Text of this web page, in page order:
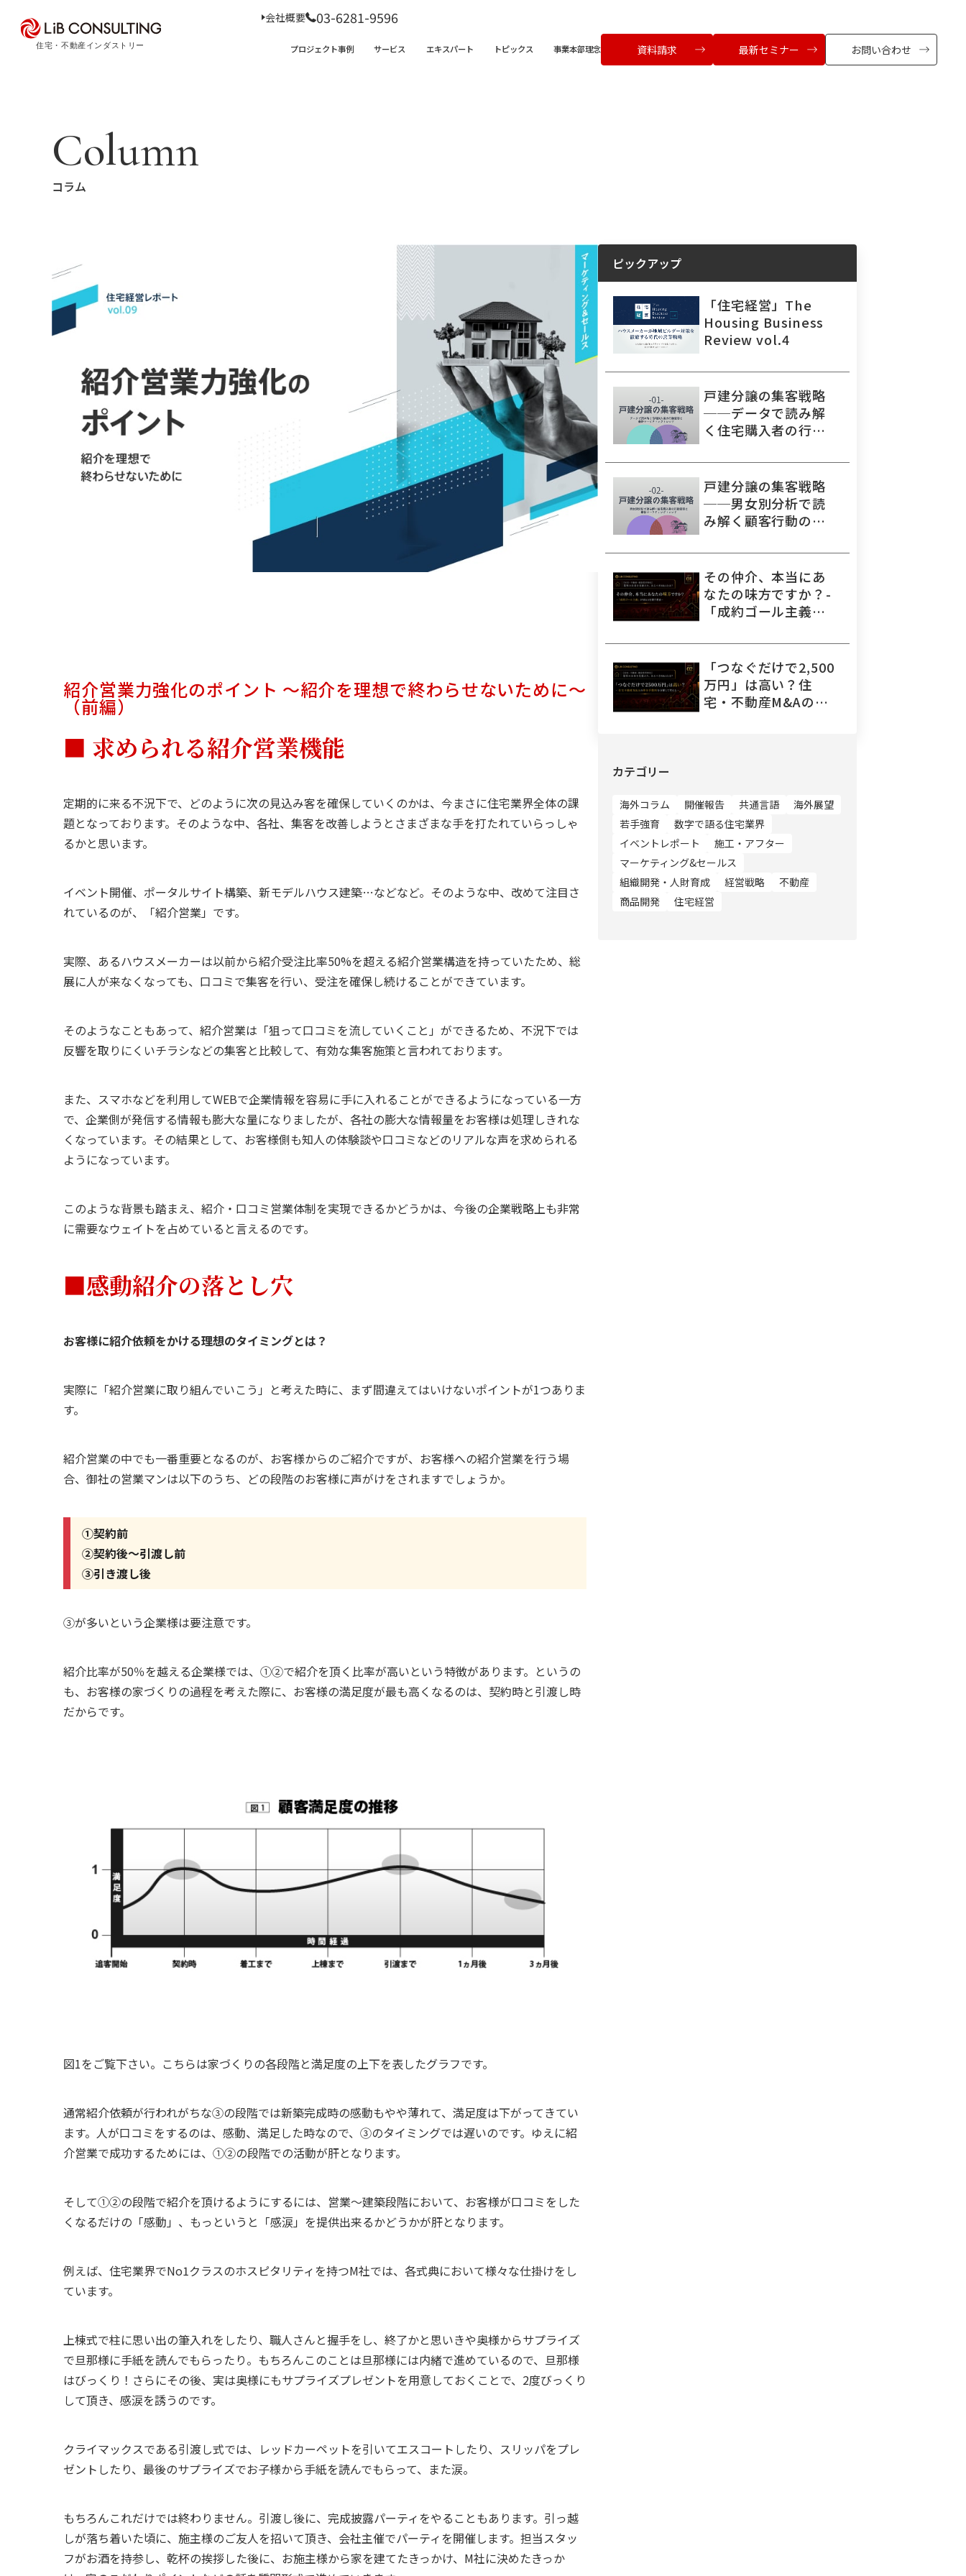
会社概要 03-6281-9596
プロジェクト事例
プロジェクト事例
Case Study
サービス
サービス
Service
アンバサダークラウド
M&Aコンサルティングサービス
エキスパート トピックス
トピックス
Topics
事業本部理念 資料請求 最新セミナー お問い合わせ
プロジェクト事例
トピックス
会社概要
03-6281-9596
資料請求
最新セミナー
お問い合わせ
Column
コラム
紹介営業力強化のポイント ～紹介を理想で終わらせないために～
（前編）
■ 求められる紹介営業機能
定期的に来る不況下で、どのように次の見込み客を確保していくのかは、今まさに住宅業界全体の課
題となっております。そのような中、各社、集客を改善しようとさまざまな手を打たれていらっしゃ
るかと思います。
イベント開催、ポータルサイト構築、新モデルハウス建築…などなど。そのような中、改めて注目さ
れているのが、「紹介営業」です。
実際、あるハウスメーカーは以前から紹介受注比率50%を超える紹介営業構造を持っていたため、総
展に人が来なくなっても、口コミで集客を行い、受注を確保し続けることができています。
そのようなこともあって、紹介営業は「狙って口コミを流していくこと」ができるため、不況下では
反響を取りにくいチラシなどの集客と比較して、有効な集客施策と言われております。
また、スマホなどを利用してWEBで企業情報を容易に手に入れることができるようになっている一方
で、企業側が発信する情報も膨大な量になりましたが、各社の膨大な情報量をお客様は処理しきれな
くなっています。その結果として、お客様側も知人の体験談や口コミなどのリアルな声を求められる
ようになっています。
このような背景も踏まえ、紹介・口コミ営業体制を実現できるかどうかは、今後の企業戦略上も非常
に需要なウェイトを占めていると言えるのです。
■感動紹介の落とし穴
お客様に紹介依頼をかける理想のタイミングとは？
実際に「紹介営業に取り組んでいこう」と考えた時に、まず間違えてはいけないポイントが1つありま
す。
紹介営業の中でも一番重要となるのが、お客様からのご紹介ですが、お客様への紹介営業を行う場
合、御社の営業マンは以下のうち、どの段階のお客様に声がけをされますでしょうか。
①契約前
②契約後～引渡し前
③引き渡し後
③が多いという企業様は要注意です。
紹介比率が50％を越える企業様では、 ①②で紹介を頂く比率が高いという特徴があります。というの
も、お客様の家づくりの過程を考えた際に、お客様の満足度が最も高くなるのは、契約時と引渡し時
だからです。
図1をご覧下さい。こちらは家づくりの各段階と満足度の上下を表したグラフです。
通常紹介依頼が行われがちな③の段階では新築完成時の感動もやや薄れて、満足度は下がってきてい
ます。人が口コミをするのは、感動、満足した時なので、③のタイミングでは遅いのです。ゆえに紹
介営業で成功するためには、①②の段階での活動が肝となります。
そして①②の段階で紹介を頂けるようにするには、営業～建築段階において、お客様が口コミをした
くなるだけの「感動」、もっというと「感涙」を提供出来るかどうかが肝となります。
例えば、住宅業界でNo1クラスのホスピタリティを持つM社では、各式典において様々な仕掛けをし
ています。
上棟式で柱に思い出の筆入れをしたり、職人さんと握手をし、終了かと思いきや奥様からサプライズ
で旦那様に手紙を読んでもらったり。もちろんこのことは旦那様には内緒で進めているので、旦那様
はびっくり！さらにその後、実は奥様にもサプライズプレゼントを用意しておくことで、 2度びっくり
して頂き、感涙を誘うのです。
クライマックスである引渡し式では、レッドカーペットを引いてエスコートしたり、スリッパをプレ
ゼントしたり、最後のサプライズでお子様から手紙を読んでもらって、また涙。
もちろんこれだけでは終わりません。引渡し後に、完成披露パーティをやることもあります。引っ越
しが落ち着いた頃に、施主様のご友人を招いて頂き、会社主催でパーティを開催します。担当スタッ
フがお酒を持参し、乾杯の挨拶した後に、お施主様から家を建てたきっかけ、 M社に決めたきっか
ピックアップ
「住宅経営」The
Housing Business
Review vol.4
戸建分譲の集客戦略
──データで読み解
く住宅購入者の行動
ィングトレンド
戸建分譲の集客戦略
──男女別分析で読
み解く顧客行動の変
ヒント
その仲介、本当にあ
なたの味方ですか？-
「成約ゴール主義」
「つなぐだけで2,500
万円」は高い？住
宅・不動産M&Aの仲
カテゴリー
海外コラム 開催報告 共通言語
海外展望
若手強育
数字で語る住宅業界
イベントレポート
施工・アフター
マーケティング&セールス
組織開発・人財育成
経営戦略
不動産
商品開発
住宅経営